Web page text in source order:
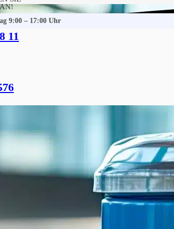
9:00 – 17:00 Uhr
11